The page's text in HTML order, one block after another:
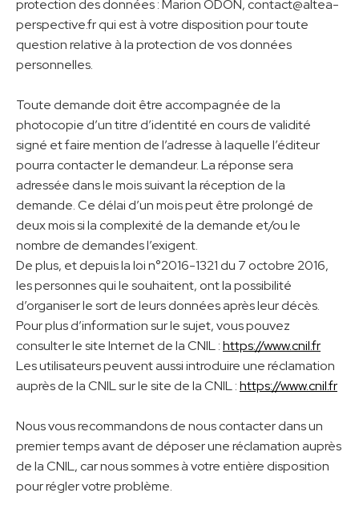
protection des données :MarionODON, contact@altea-
perspective.frqui est à votre disposition pour toute
question relative à la protection de vos données
personnelles.
Toute demande doit être accompagnée de la
photocopie d’un titre d’identité en cours de validité
signé et faire mention de l’adresse à laquelle l’éditeur
pourra contacter le demandeur. La réponse sera
adressée dans le mois suivant la réception de la
demande. Ce délai d’un mois peut être prolongé de
deux mois si la complexité de la demande et/ou le
nombre de demandes l’exigent.
De plus, et depuis la loi n°2016-1321 du 7 octobre 2016,
les personnes qui le souhaitent, ont la possibilité
d’organiser le sort de leurs données après leur décès.
Pour plus d’information sur le sujet, vous pouvez
consulter le site Internet de la CNIL :https://www.cnil.fr
Les utilisateurs peuvent aussi introduire une réclamation
auprès de la CNIL sur le site de la CNIL :https://www.cnil.fr
Nous vous recommandons de nous contacter dans un
premier temps avant de déposer une réclamation auprès
de la CNIL, car nous sommes à votre entière disposition
pour régler votre problème.